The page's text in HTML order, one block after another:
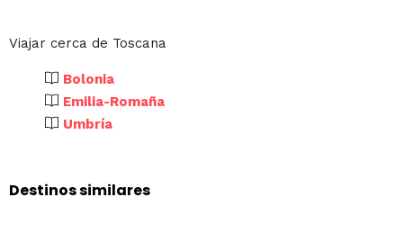
Viajar cerca de Toscana
Bolonia
Emilia-Romaña
Umbría
Destinos similares